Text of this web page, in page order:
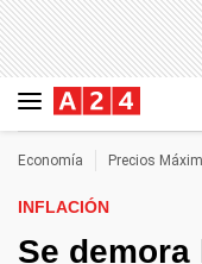
Economía Precios
INFLACIÓN
Se